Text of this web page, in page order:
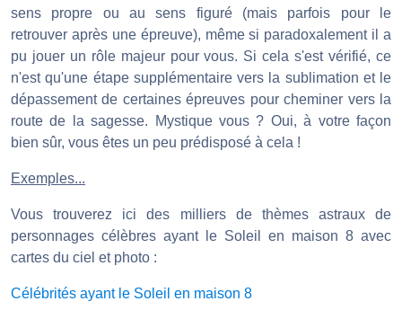
sens propre ou au sens figuré (mais parfois pour le
retrouver après une épreuve), même si paradoxalement il a
pu jouer un rôle majeur pour vous. Si cela s'est vérifié, ce
n'est qu'une étape supplémentaire vers la sublimation et le
dépassement de certaines épreuves pour cheminer vers la
route de la sagesse. Mystique vous ? Oui, à votre façon
bien sûr, vous êtes un peu prédisposé à cela !
Exemples...
Vous trouverez ici des milliers de thèmes astraux de
personnages célèbres ayant le Soleil en maison 8 avec
cartes du ciel et photo :
Célébrités ayant le Soleil en maison 8